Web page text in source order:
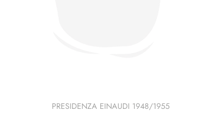
PRESIDENZA EINAUDI 1948/1955